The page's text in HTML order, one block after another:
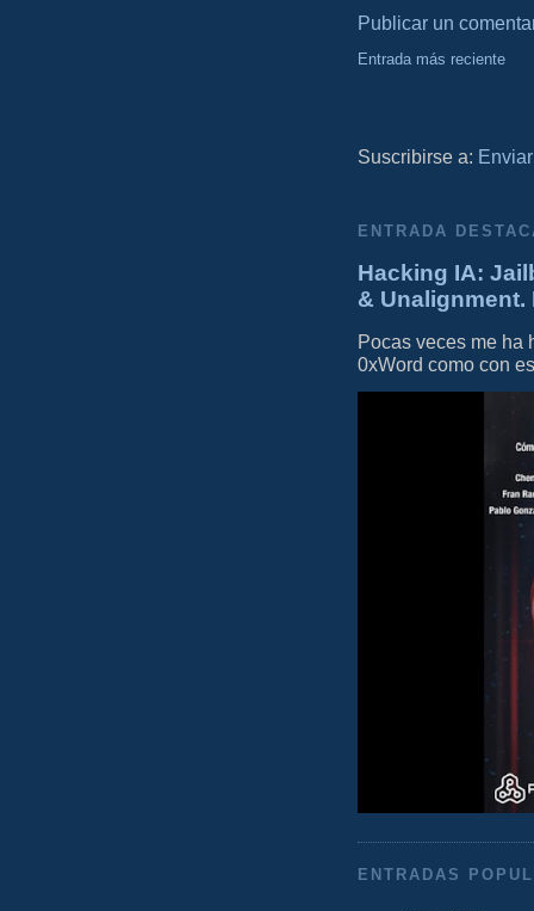
Publicar un
Entrada más reciente
Suscribirse a:
ENTRADA
Hacking IA:
&
Pocas veces me ha
0xWord como con
ENTRADAS